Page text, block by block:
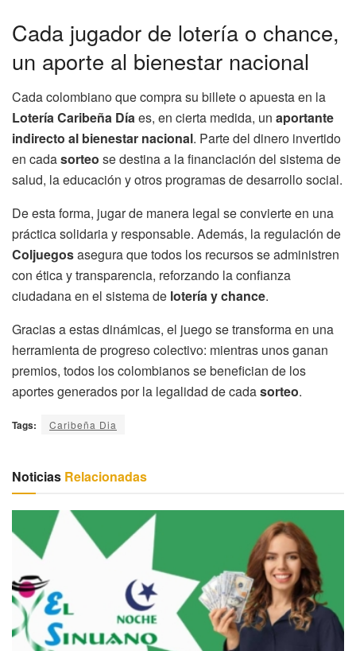
Cada jugador de lotería o chance,
un aporte al bienestar nacional
Cada colombiano que compra su billete o apuesta en la
Lotería Caribeña Díaes, en cierta medida, un aportante
indirecto al bienestar nacional. Parte del dinero invertido
en cadasorteo se destina a la financiación del sistema de
salud, la educación y otros programas de desarrollo social.
De esta forma, jugar de manera legal se convierte en una
práctica solidaria y responsable. Además, la regulación de
Coljuegosasegura que todos los recursos se administren
con ética y transparencia, reforzando la confianza
ciudadana en el sistema de lotería y chance.
Gracias a estas dinámicas, el juego se transforma en una
herramienta de progreso colectivo: mientras unos ganan
premios, todos los colombianos se benefician de los
aportes generados por la legalidad de cadasorteo.
Tags: Caribeña Dia
Noticias Relacionadas